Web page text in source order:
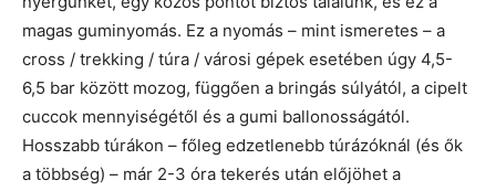
magas guminyomás. Ez a nyomás – mint ismeretes – a
cross / trekking / túra / városi gépek esetében úgy 4,5-
6,5 bar között mozog, függően a bringás súlyától, a cipelt
cuccok mennyiségétől és a gumi ballonosságától.
Hosszabb túrákon – főleg edzetlenebb túrázóknál (és ők
a többség) – már 2-3 óra tekerés után előjöhet a